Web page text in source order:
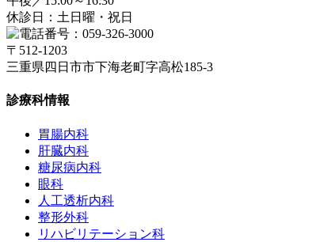
休診日：土日曜・祝日
〒512-1203
三重県四日市市下海老町字高松185-3
診療科情報
胃腸内科
肝臓内科
糖尿病内科
眼科
人工透析内科
整形外科
リハビリテーション科